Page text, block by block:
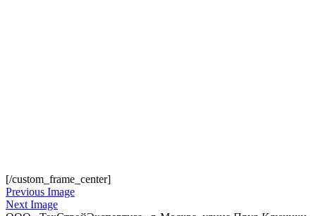
[/custom_frame_center]
Previous Image
Next Image